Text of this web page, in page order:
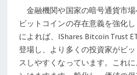
て
の
役
割
金融機関や国家の暗号通貨市場
ビットコインの存在意義を強化
によれば、IShares Bitcoin Trust
登場し、より多くの投資家がビ
スしやすくなっています。これ